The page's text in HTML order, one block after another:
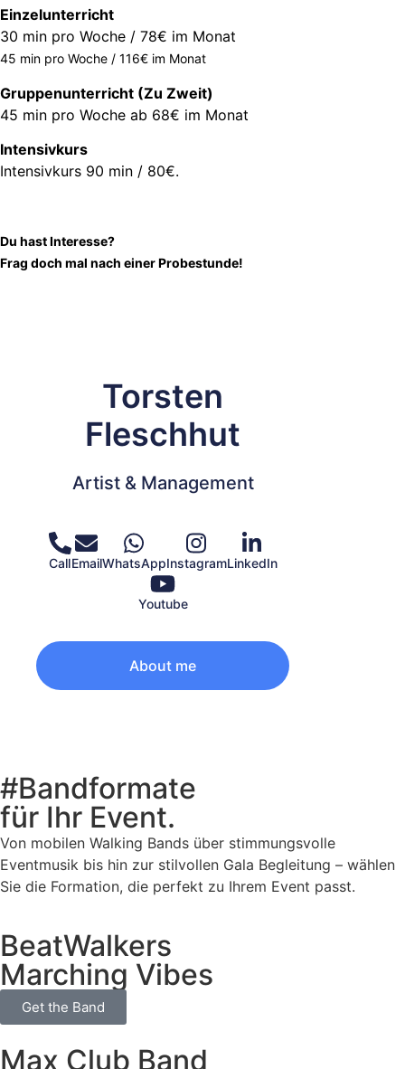
Einzelunterricht
30 min pro Woche / 78€ im Monat
45 min pro Woche / 116€ im Monat
Gruppenunterricht (Zu Zweit)
45 min pro Woche ab 68€ im Monat
Intensivkurs
Intensivkurs 90 min / 80€.
Du hast Interesse?
Frag doch mal nach einer Probestunde!
Torsten
Fleschhut
Artist & Management
CallEmailWhatsAppInstagramLinkedIn
Youtube
About me
#Bandformate
für Ihr Event.
Von mobilen Walking Bands über stimmungsvolle
Eventmusik bis hin zur stilvollen Gala Begleitung – wählen
Sie die Formation, die perfekt zu Ihrem Event passt.
BeatWalkers
Marching Vibes
Get the Band
Max Club Band